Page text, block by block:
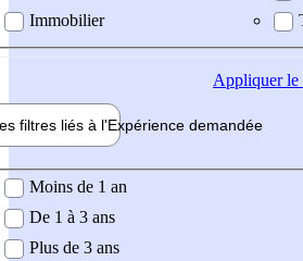
Immobilier
Appliquerle
filtres liés à l'Expérience demandée
demandée
Moins de 1 an
De 1 à 3 ans
Plus de 3 ans